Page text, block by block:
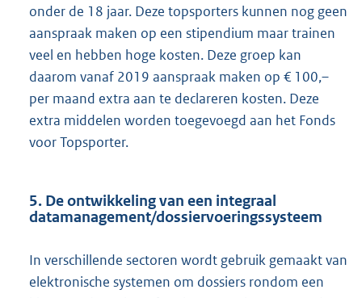
onder de 18 jaar. Deze topsporters kunnen nog geen
aanspraak maken op een stipendium maar trainen
veel en hebben hoge kosten. Deze groep kan
daarom vanaf 2019 aanspraak maken op € 100,–
per maand extra aan te declareren kosten. Deze
extra middelen worden toegevoegd aan het Fonds
voor Topsporter.
5. De ontwikkeling van een integraal
datamanagement/dossiervoeringssysteem
In verschillende sectoren wordt gebruik gemaakt van
elektronische systemen om dossiers rondom een